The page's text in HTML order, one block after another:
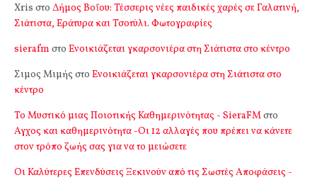
Xris στο Δήμος Βοΐου: Τέσσερις νέες παιδικές χαρές σε Γαλατινή,
Σιάτιστα, Εράτυρα και Τσοτύλι. Φωτογραφίες
sierafm στο Ενοικιάζεται γκαρσονιέρα στη Σιάτιστα στο κέντρο
Σιμος Μιμής στο Ενοικιάζεται γκαρσονιέρα στη Σιάτιστα στο
κέντρο
Το Μυστικό μιας Ποιοτικής Καθημερινότητας - SieraFMστο
Αγχος και καθημερινότητα -Οι 12 αλλαγές που πρέπει να κάνετε
στον τρόπο ζωής σας για να το μειώσετε
Οι Καλύτερες Επενδύσεις Ξεκινούν από τις Σωστές Αποφάσεις -